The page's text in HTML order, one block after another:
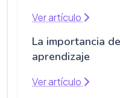
Ver artículo
La importancia
aprendizaje
Ver artículo